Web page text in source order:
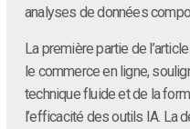
analyses de données
La première partie de
le commerce en ligne,
technique fluide et de la
l’efficacité des outils IA. La